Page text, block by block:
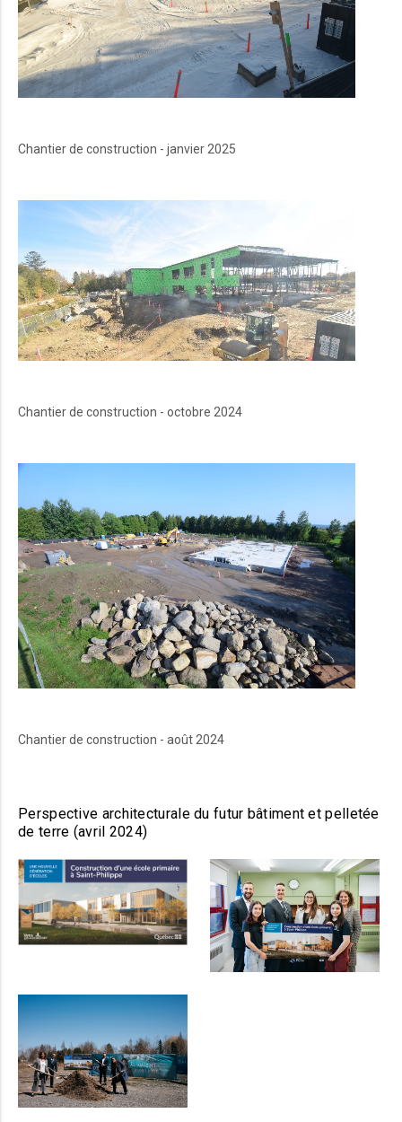
Chantier de construction - janvier 2025
Chantier de construction - octobre 2024
Chantier de construction - août 2024
Perspective architecturale du futur bâtiment et pelletée
de terre (avril 2024)